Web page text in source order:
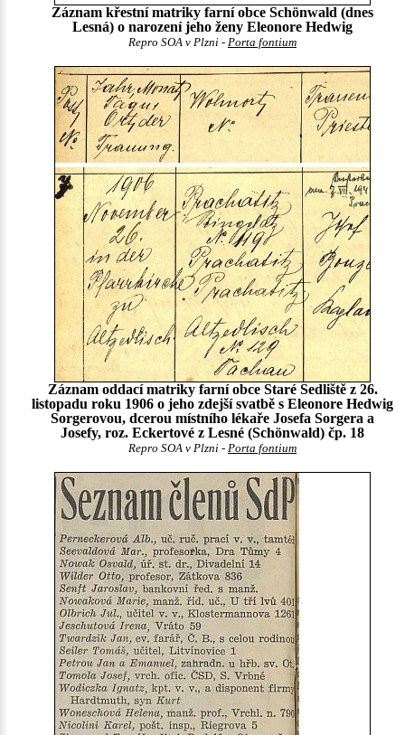
Záznam křestní matriky farní obce Schönwald (dnes
Lesná) o narození jeho ženy Eleonore Hedwig
Repro SOA v Plzni - Porta fontium
Záznam oddací matriky farní obce Staré Sedliště z 26.
listopadu roku 1906 o jeho zdejší svatbě s Eleonore Hedwig
Sorgerovou, dcerou místního lékaře Josefa Sorgera a
Josefy, roz. Eckertové z Lesné (Schönwald) čp. 18
Repro SOA v Plzni - Porta fontium